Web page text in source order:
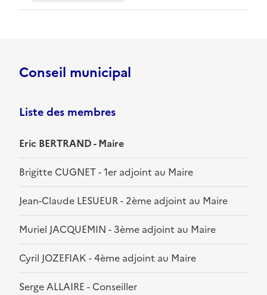
Conseil municipal
Liste des membres
Eric BERTRAND - Maire
Brigitte CUGNET - 1er adjoint au Maire
Jean-Claude LESUEUR - 2ème adjoint au Maire
Muriel JACQUEMIN - 3ème adjoint au Maire
Cyril JOZEFIAK - 4ème adjoint au Maire
Serge ALLAIRE - Conseiller